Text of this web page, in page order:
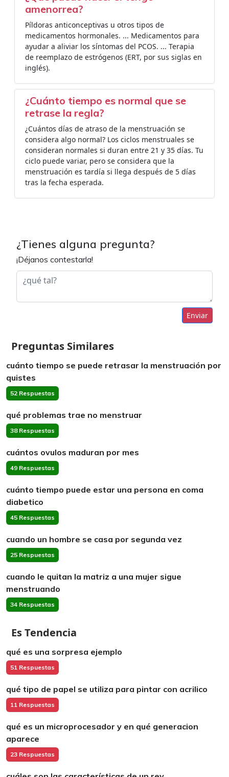
amenorrea?
Píldoras anticonceptivas u otros tipos de
medicamentos hormonales. ... Medicamentos para
ayudar a aliviar los síntomas del PCOS. ... Terapia
de reemplazo de estrógenos (ERT, por sus siglas en
inglés).
¿Cuánto tiempo es normal que se
retrase la regla?
¿Cuántos días de atraso de la menstruación se
considera algo normal? Los ciclos menstruales se
consideran normales si duran entre 21 y 35 días. Tu
ciclo puede variar, pero se considera que la
menstruación es tardía si llega después de 5 días
tras la fecha esperada.
¿Tienes alguna pregunta?
¡Déjanos contestarla!
Enviar
Preguntas Similares
cuánto tiempo se puede retrasar la menstruación por
quistes
52 Respuestas
qué problemas trae no menstruar
38 Respuestas
cuántos ovulos maduran por mes
49 Respuestas
cuánto tiempo puede estar una persona en coma
diabetico
45 Respuestas
cuando un hombre se casa por segunda vez
25 Respuestas
cuando le quitan la matriz a una mujer sigue
menstruando
34 Respuestas
Es Tendencia
qué es una sorpresa ejemplo
51 Respuestas
qué tipo de papel se utiliza para pintar con acrilico
11 Respuestas
qué es un microprocesador y en qué generacion
aparece
23 Respuestas